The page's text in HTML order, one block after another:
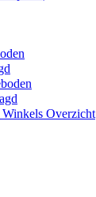
Overzicht